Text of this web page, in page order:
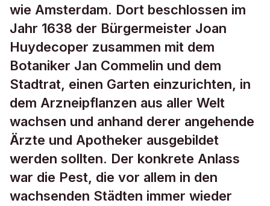
wie Amsterdam. Dort beschlossen im
Jahr 1638 der Bürgermeister Joan
Huydecoper zusammen mit dem
Botaniker Jan Commelin und dem
Stadtrat, einen Garten einzurichten, in
dem Arzneipflanzen aus aller Welt
wachsen und anhand derer angehende
Ärzte und Apotheker ausgebildet
werden sollten. Der konkrete Anlass
war die Pest, die vor allem in den
wachsenden Städten immer wieder